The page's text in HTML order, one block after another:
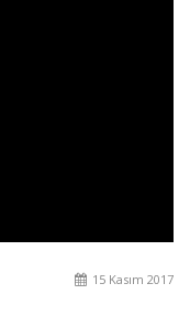
15 Kasım 2017